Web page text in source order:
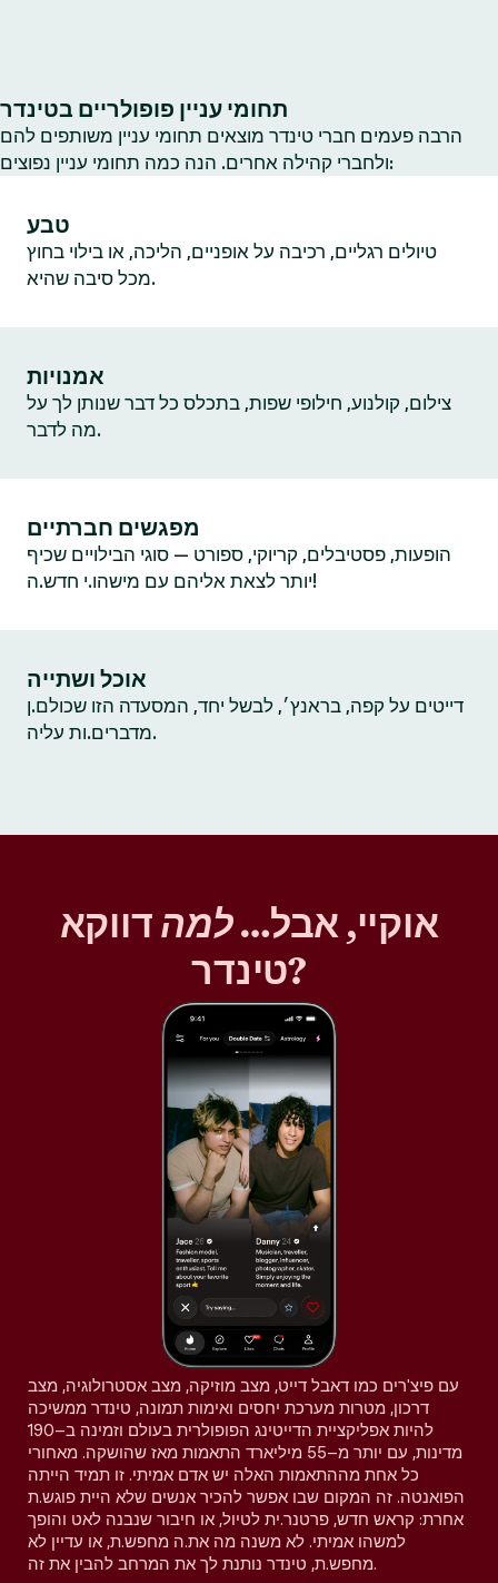
תחומי עניין פופולריים בטינדר
הרבה פעמים חברי טינדר מוצאים תחומי עניין משותפים להם
ולחברי קהילה אחרים. הנה כמה תחומי עניין נפוצים:
טבע
טיולים רגליים, רכיבה על אופניים, הליכה, או בילוי בחוץ
מכל סיבה שהיא.
אמנויות
צילום, קולנוע, חילופי שפות, בתכלס כל דבר שנותן לך על
מה לדבר.
מפגשים חברתיים
הופעות, פסטיבלים, קריוקי, ספורט — סוגי הבילויים שכיף
יותר לצאת אליהם עם מישהו.י חדש.ה!
אוכל ושתייה
דייטים על קפה, בראנץ׳, לבשל יחד, המסעדה הזו שכולם.ן
מדברים.ות עליה.
אוקיי, אבל…למהדווקא
טינדר?
עם פיצ'רים כמו דאבל דייט, מצב מוזיקה, מצב אסטרולוגיה, מצב
דרכון, מטרות מערכת יחסים ואימות תמונה, טינדר ממשיכה
להיות אפליקציית הדייטינג הפופולרית בעולם וזמינה ב–190
מדינות, עם יותר מ–55 מיליארד התאמות מאז שהושקה. מאחורי
כל אחת מההתאמות האלה יש אדם אמיתי. זו תמיד הייתה
הפואנטה. זה המקום שבו אפשר להכיר אנשים שלא היית פוגש.ת
אחרת: קראש חדש, פרטנר.ית לטיול, או חיבור שנבנה לאט והופך
למשהו אמיתי. לא משנה מה את.ה מחפש.ת, או עדיין לא
מחפש.ת, טינדר נותנת לך את המרחב להבין את זה.